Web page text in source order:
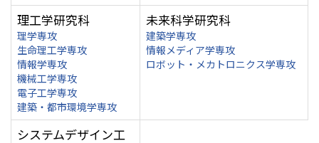
理工学研究科
理学専攻
生命理工学専攻
情報学専攻
機械工学専攻
電子工学専攻
建築・都市環境学専攻
未来科学研究科
建築学専攻
情報メディア学専攻
ロボット・メカトロニクス学専攻
システムデザイン工